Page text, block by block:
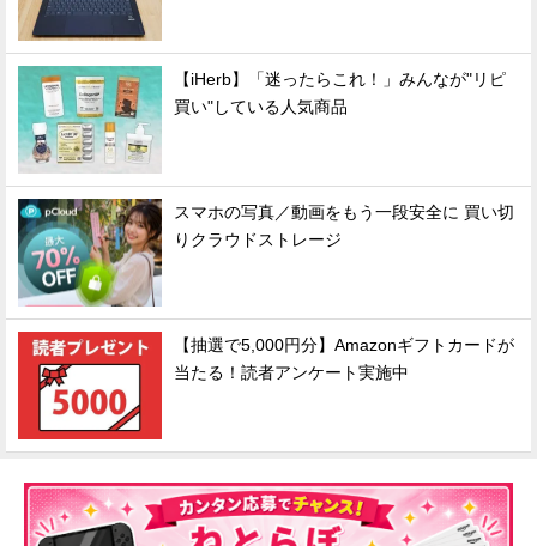
【iHerb】「迷ったらこれ！」みんなが"リピ
買い"している人気商品
スマホの写真／動画をもう一段安全に 買い切
りクラウドストレージ
【抽選で5,000円分】Amazonギフトカードが
当たる！読者アンケート実施中